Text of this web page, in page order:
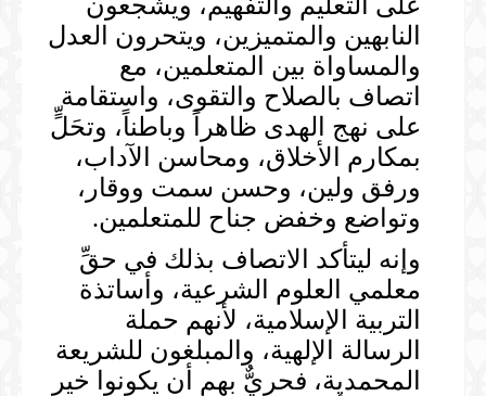
النابهين والمتميزين، ويتحرون العدل
والمساواة بين المتعلمين، مع
اتصاف بالصلاح والتقوى، واستقامة
على نهج الهدى ظاهراً وباطناً، وتحَلٍّ
بمكارم الأخلاق، ومحاسن الآداب،
ورفق ولين، وحسن سمت ووقار،
وتواضع وخفض جناح للمتعلمين.
وإنه ليتأكد الاتصاف بذلك في حقِّ
معلمي العلوم الشرعية، وأساتذة
التربية الإسلامية، لأنهم حملة
الرسالة الإلهية، والمبلغون للشريعة
المحمدية، فحريٌّ بهم أن يكونوا خير